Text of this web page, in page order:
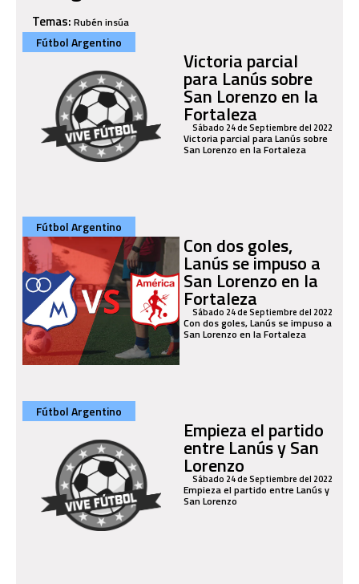
Temas: Rubén insúa
Fútbol Argentino
Victoria parcial
para Lanús sobre
San Lorenzo en la
Fortaleza
Sábado 24 de Septiembre del 2022
Victoria parcial para Lanús sobre
San Lorenzo en la Fortaleza
Fútbol Argentino
Con dos goles,
Lanús se impuso a
San Lorenzo en la
Fortaleza
Sábado 24 de Septiembre del 2022
Con dos goles, Lanús se impuso a
San Lorenzo en la Fortaleza
Fútbol Argentino
Empieza el partido
entre Lanús y San
Lorenzo
Sábado 24 de Septiembre del 2022
Empieza el partido entre Lanús y
San Lorenzo